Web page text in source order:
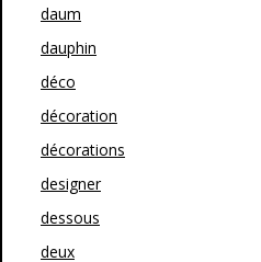
daum
dauphin
déco
décoration
décorations
designer
dessous
deux